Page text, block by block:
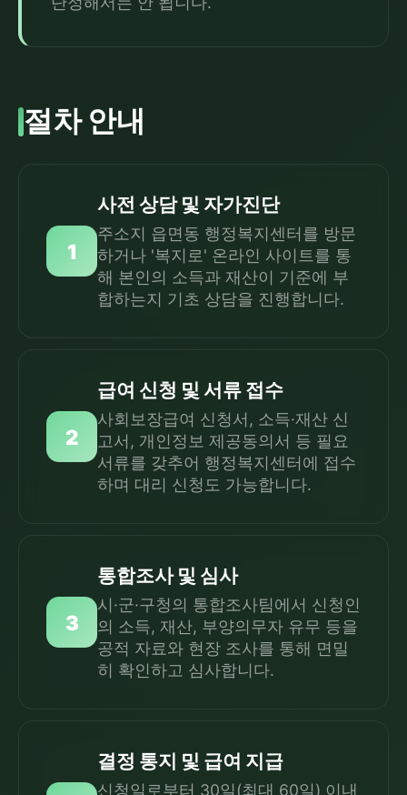
절차 안내
1
사전 상담 및 자가진단
주소지 읍면동 행정복지센터를 방문
하거나 '복지로' 온라인 사이트를 통
해 본인의 소득과 재산이 기준에 부
합하는지 기초 상담을 진행합니다.
2
급여 신청 및 서류 접수
사회보장급여 신청서, 소득·재산 신
고서, 개인정보 제공동의서 등 필요
서류를 갖추어 행정복지센터에 접수
하며 대리 신청도 가능합니다.
3
통합조사 및 심사
시·군·구청의 통합조사팀에서 신청인
의 소득, 재산, 부양의무자 유무 등을
공적 자료와 현장 조사를 통해 면밀
히 확인하고 심사합니다.
결정 통지 및 급여 지급
신청일로부터 30일(최대 60일) 이내